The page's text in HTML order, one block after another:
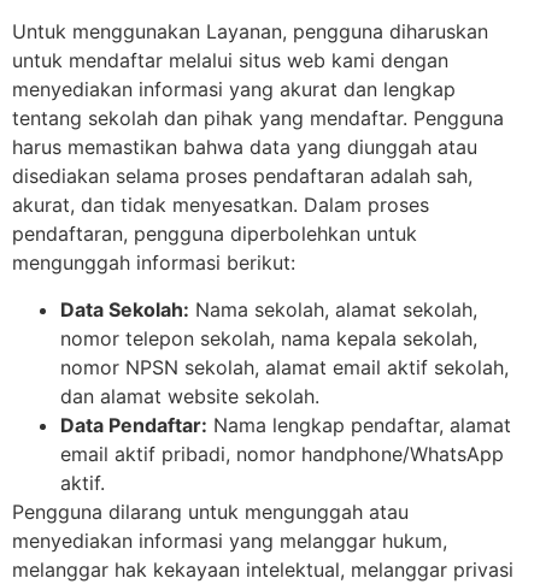
Untuk menggunakan Layanan, pengguna diharuskan
untuk mendaftar melalui situs web kami dengan
menyediakan informasi yang akurat dan lengkap
tentang sekolah dan pihak yang mendaftar. Pengguna
harus memastikan bahwa data yang diunggah atau
disediakan selama proses pendaftaran adalah sah,
akurat, dan tidak menyesatkan. Dalam proses
pendaftaran, pengguna diperbolehkan untuk
mengunggah informasi berikut:
Data Sekolah: Nama sekolah, alamat sekolah,
nomor telepon sekolah, nama kepala sekolah,
nomor NPSN sekolah, alamat email aktif sekolah,
dan alamat website sekolah.
Data Pendaftar: Nama lengkap pendaftar, alamat
email aktif pribadi, nomor handphone/WhatsApp
aktif.
Pengguna dilarang untuk mengunggah atau
menyediakan informasi yang melanggar hukum,
melanggar hak kekayaan intelektual, melanggar privasi